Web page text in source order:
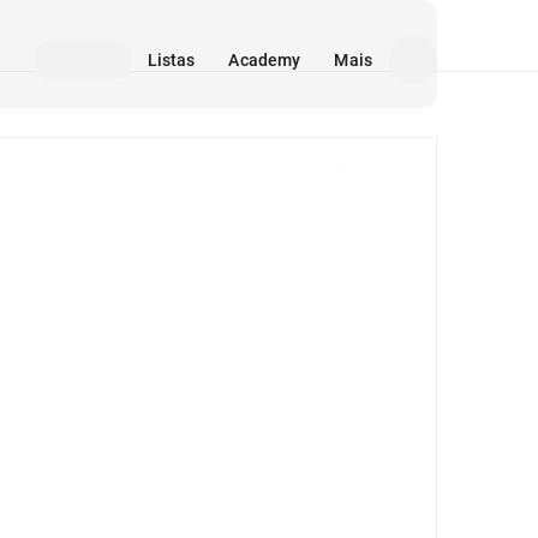
Listas Academy Mais